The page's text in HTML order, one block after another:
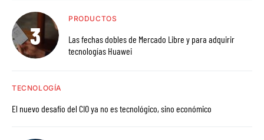
PRODUCTOS
Las fechas dobles de Mercado Libre y para adquirir
tecnologías Huawei
TECNOLOGÍA
El nuevo desafío del CIO ya no es tecnológico, sino económico